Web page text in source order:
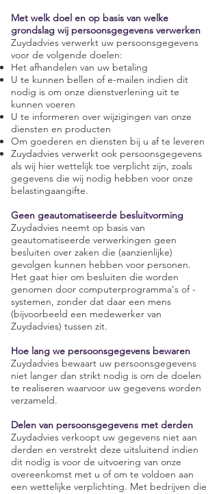
Met welk doel en op basis van welke
grondslag wij persoonsgegevens verwerken
Zuydadvies verwerkt uw persoonsgegevens
voor de volgende doelen:
Het afhandelen van uw betaling
U te kunnen bellen of e-mailen indien dit
nodig is om onze dienstverlening uit te
kunnen voeren
U te informeren over wijzigingen van onze
diensten en producten
Om goederen en diensten bij u af te leveren
Zuydadvies verwerkt ook persoonsgegevens
als wij hier wettelijk toe verplicht zijn, zoals
gegevens die wij nodig hebben voor onze
belastingaangifte.
Geen geautomatiseerde besluitvorming
Zuydadvies neemt op basis van
geautomatiseerde verwerkingen geen
besluiten over zaken die (aanzienlijke)
gevolgen kunnen hebben voor personen.
Het gaat hier om besluiten die worden
genomen door computerprogramma's of -
systemen, zonder dat daar een mens
(bijvoorbeeld een medewerker van
Zuydadvies) tussen zit.
Hoe lang we persoonsgegevens bewaren
Zuydadvies bewaart uw persoonsgegevens
niet langer dan strikt nodig is om de doelen
te realiseren waarvoor uw gegevens worden
verzameld.
Delen van persoonsgegevens met derden
Zuydadvies verkoopt uw gegevens niet aan
derden en verstrekt deze uitsluitend indien
dit nodig is voor de uitvoering van onze
overeenkomst met u of om te voldoen aan
een wettelijke verplichting. Met bedrijven die